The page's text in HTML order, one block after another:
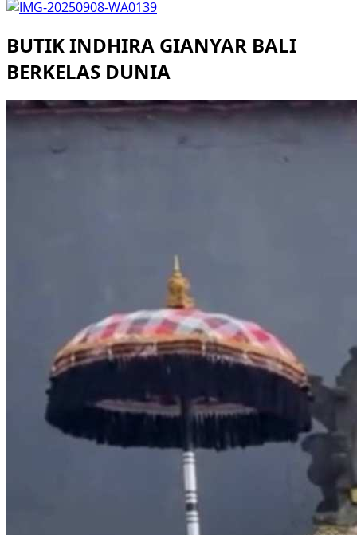
BUTIK INDHIRA GIANYAR BALI
BERKELAS DUNIA